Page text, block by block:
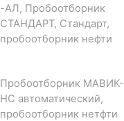
-АЛ, Пробоотборник
СТАНДАРТ, Стандарт,
пробоотборник нефти
Пробоотборник МАВИК-
НС автоматический,
пробоотборник нетфти